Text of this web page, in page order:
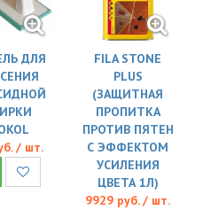
ДЛЯ
/ шт.
FILA STONE
PLUS
(ЗАЩИТНАЯ
ПРОПИТКА
ПРОТИВ ПЯТЕН
С ЭФФЕКТОМ
УСИЛЕНИЯ
ЦВЕТА 1Л)
9929 руб. / шт.